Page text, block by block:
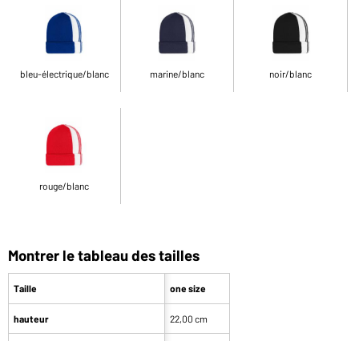
bleu-électrique/blanc marine/blanc noir/blanc
rouge/blanc
Montrer le tableau des tailles
Taille
hauteur
one size
22,00 cm